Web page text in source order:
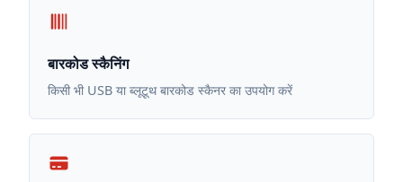
बारकोड स्कैनिंग
किसी भी USB या ब्लूटूथ बारकोड स्कैनर का उपयोग करें